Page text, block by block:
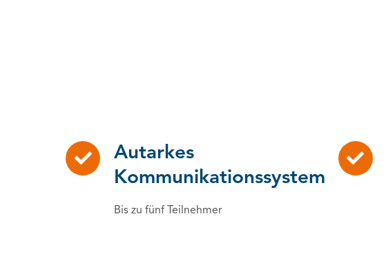
Autarkes
Kommunikationssystem
Bis zu fünf Teilnehmer